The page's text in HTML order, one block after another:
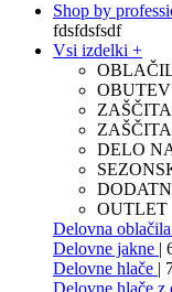
Shop by
fdsfdsfsdf
Vsi izdelki +
OBUTEV
DELO
OUTLET
Delovna oblačila
Delovne jakne |
Delovne hlače |
Delovne hlače z